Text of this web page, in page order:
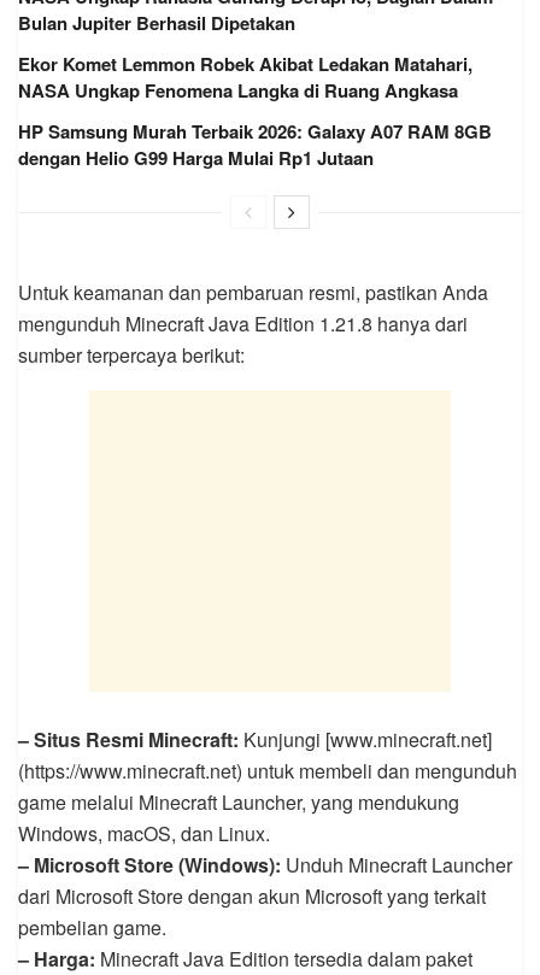
Bulan Jupiter Berhasil Dipetakan
Ekor Komet Lemmon Robek Akibat Ledakan Matahari,
NASA Ungkap Fenomena Langka di Ruang Angkasa
HP Samsung Murah Terbaik 2026: Galaxy A07 RAM 8GB
dengan Helio G99 Harga Mulai Rp1 Jutaan
Untuk keamanan dan pembaruan resmi, pastikan Anda
mengunduh Minecraft Java Edition 1.21.8 hanya dari
sumber terpercaya berikut:
– Situs Resmi Minecraft: Kunjungi [www.minecraft.net]
(https://www.minecraft.net) untuk membeli dan mengunduh
game melalui Minecraft Launcher, yang mendukung
Windows, macOS, dan Linux.
– Microsoft Store (Windows): Unduh Minecraft Launcher
dari Microsoft Store dengan akun Microsoft yang terkait
pembelian game.
– Harga: Minecraft Java Edition tersedia dalam paket